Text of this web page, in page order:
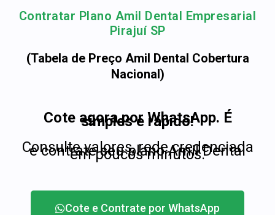
Contratar Plano Amil Dental Empresarial
Pirajuí SP
(Tabela de Preço Amil Dental Cobertura
Nacional)
Cote agora por WhatsApp. É
simples e rápido!
Consulte valores, rede credenciada
e contrate seu plano Amil Dental
em poucos minutos.
Cote e Contrate por WhatsApp